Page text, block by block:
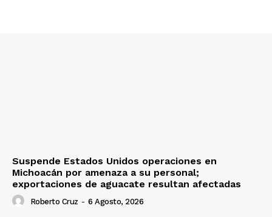
Suspende Estados Unidos operaciones en
Michoacán por amenaza a su personal;
exportaciones de aguacate resultan afectadas
Roberto Cruz - 6 Agosto, 2026